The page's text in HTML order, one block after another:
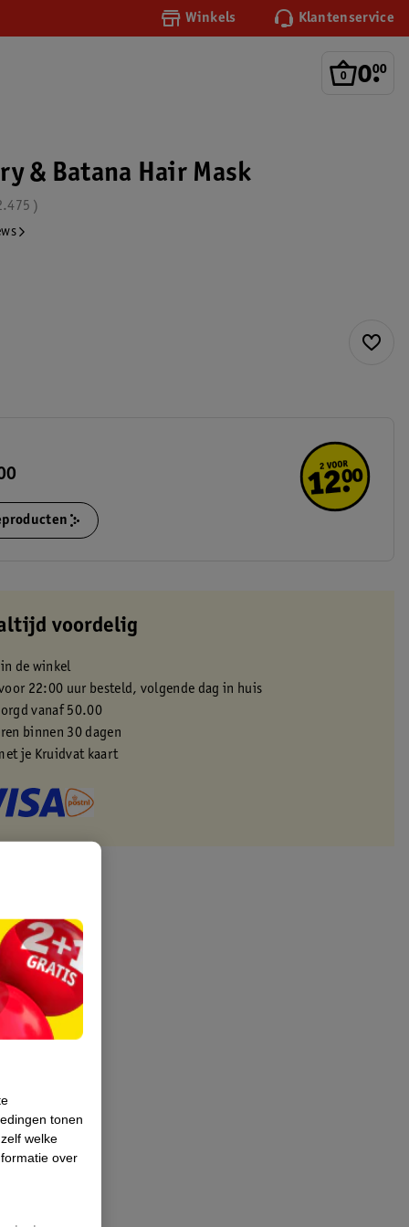
Winkels Klantenservice
0.
00
& Batana Hair Mask
voordelig
de winkel
22:00 uur besteld, volgende dag in huis
vanaf 50.00
binnen 30 dagen
je Kruidvat kaart
tonen
welke
over